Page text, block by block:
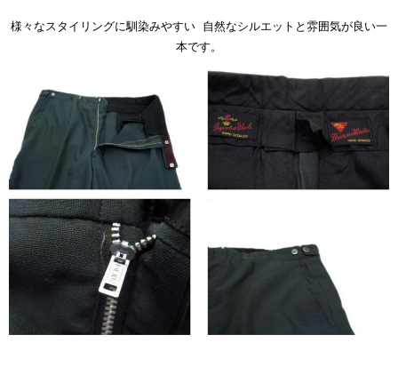
様々なスタイリングに馴染みやすい 自然なシルエットと雰囲気が良い一
本です。